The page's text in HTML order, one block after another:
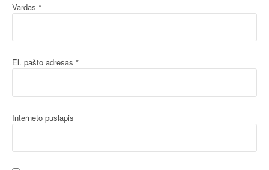
Vardas *
El. pašto adresas *
Interneto puslapis